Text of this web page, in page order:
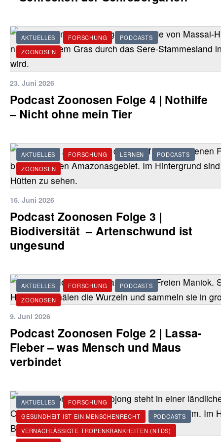
AKTUELLES FORSCHUNG
PODCASTS
ZOONOSEN
23. Juni 2026
Podcast Zoonosen Folge 4 | Nothilfe
‒ Nicht ohne mein Tier
AKTUELLES FORSCHUNG LERNEN
PODCASTS
ZOONOSEN
16. Juni 2026
Podcast Zoonosen Folge 3 |
Biodiversität – Artenschwund ist
ungesund
AKTUELLES FORSCHUNG
PODCASTS
ZOONOSEN
9. Juni 2026
Podcast Zoonosen Folge 2 | Lassa-
Fieber – was Mensch und Maus
verbindet
AKTUELLES
FORSCHUNG
GESUNDHEIT IST EIN MENSCHENRECHT
PODCASTS
VERNACHLÄSSIGTE TROPENKRANKHEITEN (NTDS)